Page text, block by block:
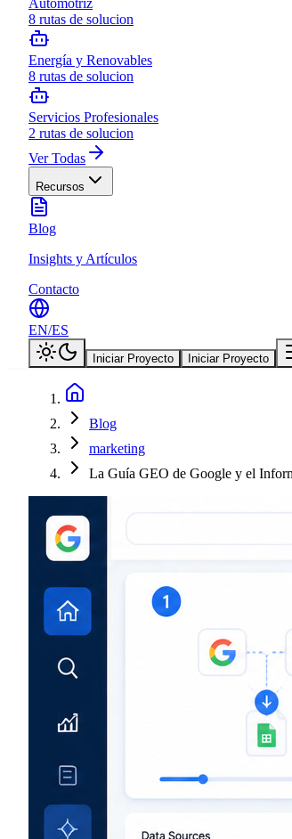
Automotriz
8 rutas de solucion
Energía y Renovables
8 rutas de solucion
Servicios Profesionales
2 rutas de solucion
Ver Todas
Recursos
Blog
Insights y Artículos
Contacto
EN/ES
Iniciar Proyecto Iniciar Proyecto
Blog
marketing
La Guía GEO de Google y el